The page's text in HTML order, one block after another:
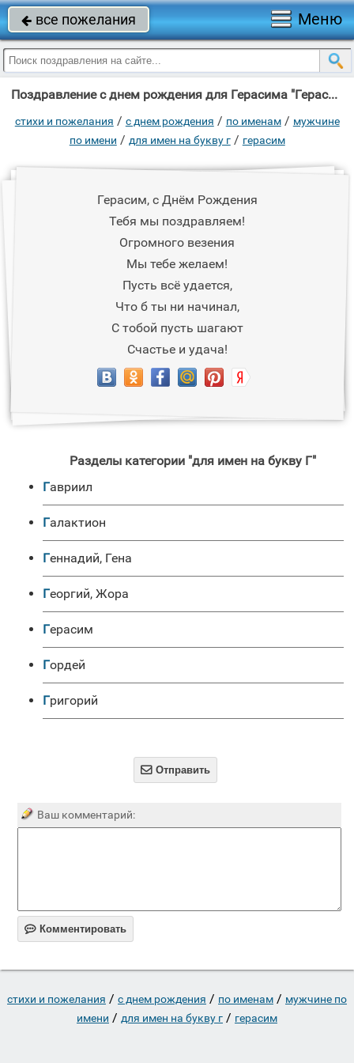
 все пожелания Меню
Поздравление с днем рождения для Герасима "Герасим, с Днём Рождения Тебя мы поздравляем!"
стихи и пожелания / c днем рождения / по именам/ мужчине
по имени / для имен на букву г/ герасим
Герасим, с Днём Рождения
Тебя мы поздравляем!
Огромного везения
Мы тебе желаем!
Пусть всё удается,
Что б ты ни начинал,
С тобой пусть шагают
Счастье и удача!
Разделы категории "для имен на букву Г"
Гавриил
Галактион
Геннадий, Гена
Георгий, Жора
Герасим
Гордей
Григорий
 Отправить
Ваш комментарий:
 Комментировать
стихи и пожелания / c днем рождения / по именам / мужчине по
имени / для имен на букву г / герасим